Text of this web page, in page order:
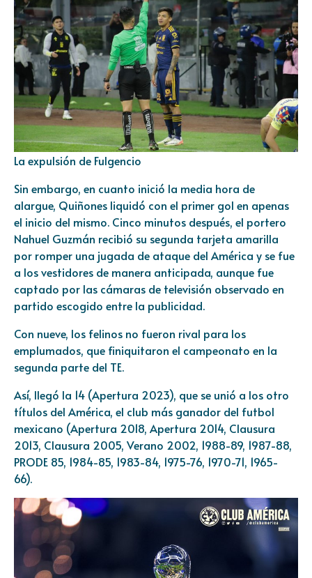
La expulsión de Fulgencio
Sin embargo, en cuanto inició la media hora de
alargue, Quiñones liquidó con el primer gol en apenas
el inicio del mismo. Cinco minutos después, el portero
Nahuel Guzmán recibió su segunda tarjeta amarilla
por romper una jugada de ataque del América y se fue
a los vestidores de manera anticipada, aunque fue
captado por las cámaras de televisión observado en
partido escogido entre la publicidad.
Con nueve, los felinos no fueron rival para los
emplumados, que finiquitaron el campeonato en la
segunda parte del TE.
Así, llegó la 14 (Apertura 2023), que se unió a los otro
títulos del América, el club más ganador del futbol
mexicano (Apertura 2018, Apertura 2014, Clausura
2013, Clausura 2005, Verano 2002, 1988-89, 1987-88,
PRODE 85, 1984-85, 1983-84, 1975-76, 1970-71, 1965-
66).